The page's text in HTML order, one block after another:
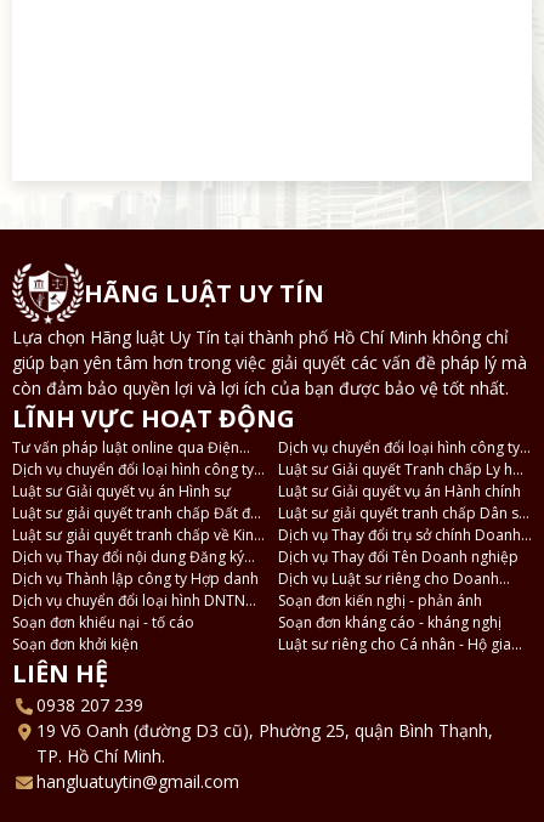
HÃNG LUẬT UY TÍN
Lựa chọn Hãng luật Uy Tín tại thành phố Hồ Chí Minh không chỉ
giúp bạn yên tâm hơn trong việc giải quyết các vấn đề pháp lý mà
còn đảm bảo quyền lợi và lợi ích của bạn được bảo vệ tốt nhất.
LĨNH VỰC HOẠT ĐỘNG
Tư vấn pháp luật online qua Điện
thoại, Zalo
Dịch vụ chuyển đổi loại hình công ty
TNHH 2 thành viên thành công ty
TNHH 1 thành viên
Dịch vụ chuyển đổi loại hình công ty
TNHH thành công ty Cổ phần và
ngược lại
Luật sư Giải quyết Tranh chấp Ly hôn
và Tài sản
Luật sư Giải quyết vụ án Hình sự
Luật sư Giải quyết vụ án Hành chính
Luật sư giải quyết tranh chấp Đất đai
- Nhà ở
Luật sư giải quyết tranh chấp Dân sự
- Thừa kế
Luật sư giải quyết tranh chấp về Kinh
tế
Dịch vụ Thay đổi trụ sở chính Doanh
nghiệp
Dịch vụ Thay đổi nội dung Đăng ký
Doanh nghiệp
Dịch vụ Thay đổi Tên Doanh nghiệp
Dịch vụ Thành lập công ty Hợp danh
Dịch vụ Luật sư riêng cho Doanh
nghiệp
Dịch vụ chuyển đổi loại hình DNTN
thành Công ty TNHH
Soạn đơn kiến nghị - phản ánh
Soạn đơn khiếu nại - tố cáo
Soạn đơn kháng cáo - kháng nghị
Soạn đơn khởi kiện
Luật sư riêng cho Cá nhân - Hộ gia
LIÊN HỆ
0938 207 239
19 Võ Oanh (đường D3 cũ), Phường 25, quận Bình Thạnh,
TP. Hồ Chí Minh.
hangluatuytin@gmail.com